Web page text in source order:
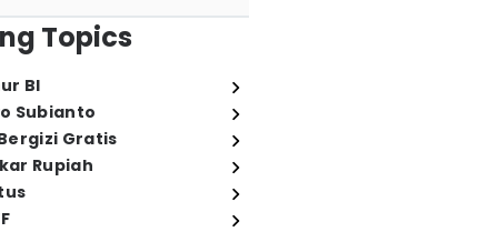
Topics
BI
Subianto
Gratis
Rupiah